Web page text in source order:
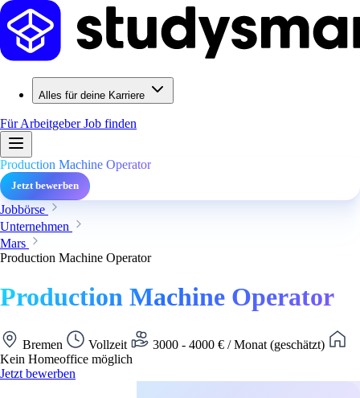
Alles für deine Karriere
Für ArbeitgeberJob finden
Production Machine Operator
Jetzt bewerben
Jobbörse
Unternehmen
Mars
Production Machine Operator
Production Machine Operator
Bremen Vollzeit
3000 - 4000 € / Monat (geschätzt)
Kein Homeoffice möglich
Jetzt bewerben